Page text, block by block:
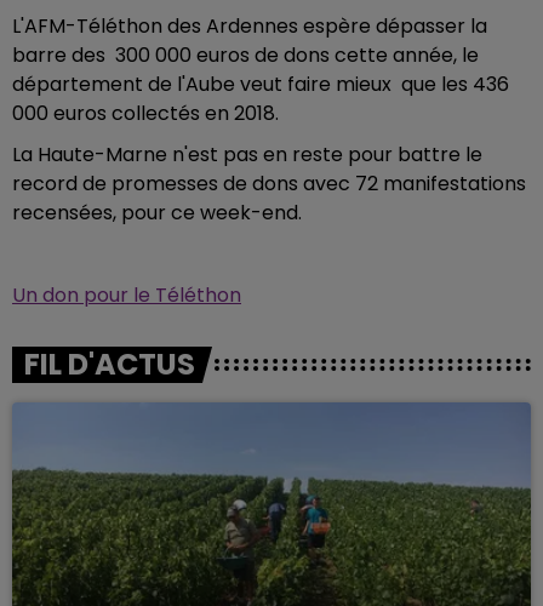
L'AFM-Téléthon des Ardennes espère dépasser la
barre des 300 000 euros de dons cette année, le
département de l'Aube veut faire mieux que les 436
000 euros collectés en 2018.
La Haute-Marne n'est pas en reste pour battre le
record de promesses de dons avec 72 manifestations
recensées, pour ce week-end.
Un don pour le Téléthon
FIL D'ACTUS